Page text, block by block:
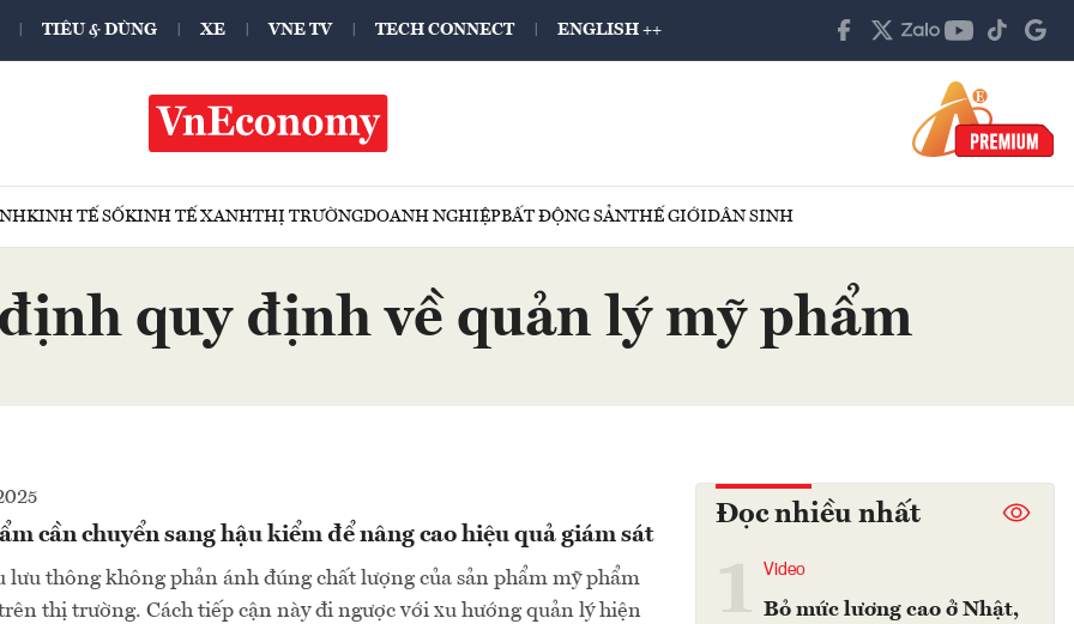
TIÊU & DÙNG XE VNE TV TECH CONNECT ENGLISH ++
KINH TẾ SỐKINH TẾ XANHTHỊ TRƯỜNGDOANH NGHIỆPBẤT ĐỘNG SẢNTHẾ GIỚIDÂN SINH
quy định về quản lý mỹ phẩm
cần chuyển sang hậu kiểm để nâng cao hiệu quả giám sát
lưu thông không phản ánh đúng chất lượng của sản phẩm mỹ phẩm
thị trường. Cách tiếp cận này đi ngược với xu hướng quản lý hiện
Đọc nhiều nhất
Video
Bỏ mức lương cao ở Nhật,